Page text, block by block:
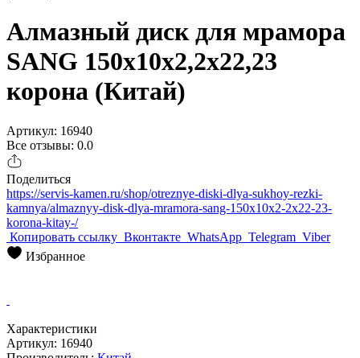
Алмазный диск для мрамора
SANG 150x10x2,2x22,23
корона (Китай)
Артикул: 16940
Все отзывы: 0.0
Поделиться
https://servis-kamen.ru/shop/otreznye-diski-dlya-sukhoy-rezki-
kamnya/almaznyy-disk-dlya-mramora-sang-150x10x2-2x22-23-
korona-kitay-/
Копировать ссылку Вконтакте WhatsApp Telegram Viber
Избранное
Характеристики
Артикул: 16940